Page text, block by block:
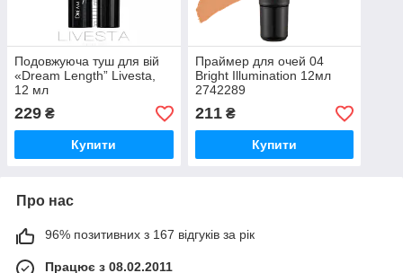
Подовжуюча туш для вій
«Dream Length” Livesta,
12 мл
229 ₴
Купити
Праймер для очей 04
Bright Illumination 12мл
2742289
211₴
Купити
Про нас
96% позитивних з 167 відгуків за рік
Працює з 08.02.2011